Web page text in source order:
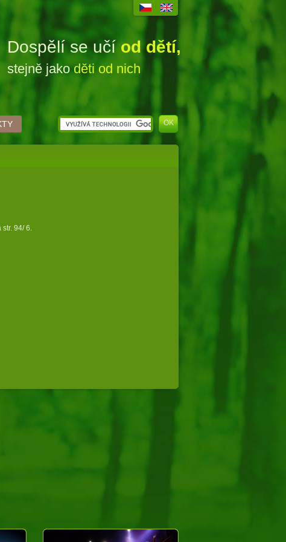
Dospělí se učíod dětí,
stejně jakoděti od nich
94/ 6.